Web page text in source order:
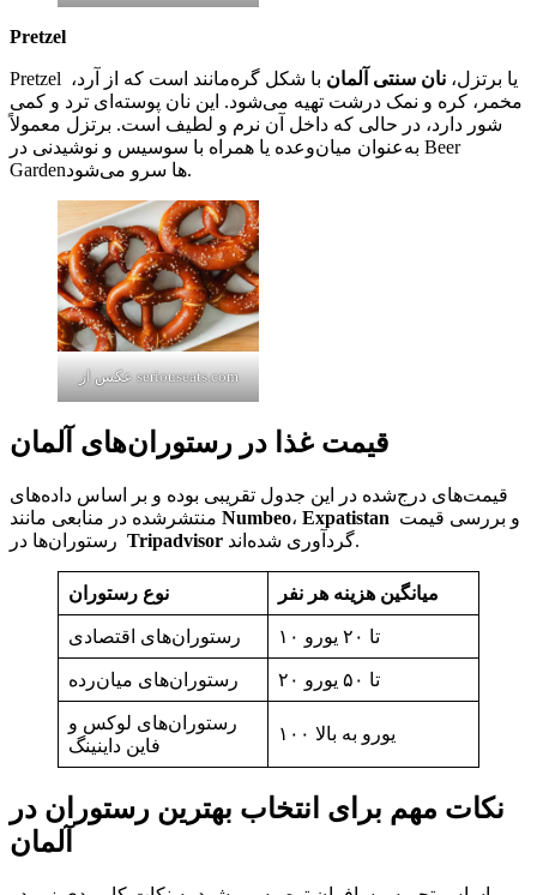
Pretzel
Pretzel یا برتزل، نان سنتی آلمان با شکل گره‌مانند است که از آرد،
مخمر، کره و نمک درشت تهیه می‌شود. این نان پوسته‌ای ترد و کمی
شور دارد، در حالی که داخل آن نرم و لطیف است. برتزل معمولاً
به‌عنوان میان‌وعده یا همراه با سوسیس و نوشیدنی در Beer
Gardenها سرو می‌شود.
عکس از seriouseats.com
قیمت غذا در رستوران‌های آلمان
قیمت‌های درج‌شده در این جدول تقریبی بوده و بر اساس داده‌های
Numbeo، Expatistan
Tripadvisor گردآوری شده‌اند.
نوع رستوران میانگین هزینه هر نفر
رستوران‌های اقتصادی ۱۰ تا ۲۰ یورو
رستوران‌های میان‌رده ۲۰ تا ۵۰ یورو
رستوران‌های لوکس و
فاین داینینگ
۱۰۰ یورو به بالا
نکات مهم برای انتخاب بهترین رستوران در
آلمان